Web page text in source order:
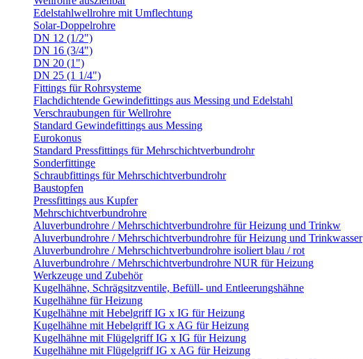
Edelstahlwellrohre mit Umflechtung
Solar-Doppelrohre
DN 12 (1/2")
DN 16 (3/4")
DN 20 (1")
DN 25 (1 1/4")
Fittings für Rohrsysteme
Flachdichtende Gewindefittings aus Messing und Edelstahl
Verschraubungen für Wellrohre
Standard Gewindefittings aus Messing
Eurokonus
Standard Pressfittings für Mehrschichtverbundrohr
Sonderfittinge
Schraubfittings für Mehrschichtverbundrohr
Baustopfen
Pressfittings aus Kupfer
Mehrschichtverbundrohre
Aluverbundrohre / Mehrschichtverbundrohre für Heizung und Trinkw
Aluverbundrohre / Mehrschichtverbundrohre für Heizung und Trinkwasser
Aluverbundrohre / Mehrschichtverbundrohre isoliert blau / rot
Aluverbundrohre / Mehrschichtverbundrohre NUR für Heizung
Werkzeuge und Zubehör
Kugelhähne, Schrägsitzventile, Befüll- und Entleerungshähne
Kugelhähne für Heizung
Kugelhähne mit Hebelgriff IG x IG für Heizung
Kugelhähne mit Hebelgriff IG x AG für Heizung
Kugelhähne mit Flügelgriff IG x IG für Heizung
Kugelhähne mit Flügelgriff IG x AG für Heizung